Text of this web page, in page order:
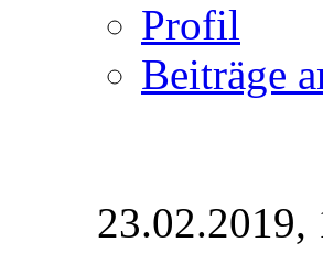
Profil
Beiträge
23.02.2019,